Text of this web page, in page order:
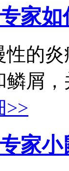
家如
的
鳞屑
>>
家小